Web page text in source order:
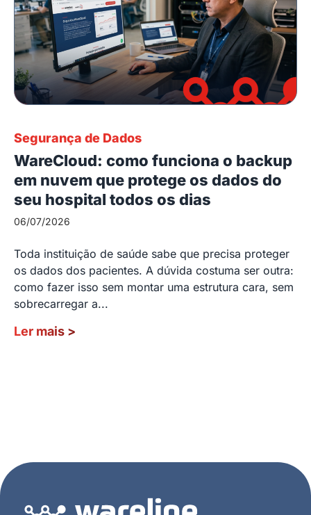
Segurança de Dados
WareCloud: como funciona o backup
em nuvem que protege os dados do
seu hospital todos os dias
06/07/2026
Toda instituição de saúde sabe que precisa proteger
os dados dos pacientes. A dúvida costuma ser outra:
como fazer isso sem montar uma estrutura cara, sem
sobrecarregar a...
Ler mais >